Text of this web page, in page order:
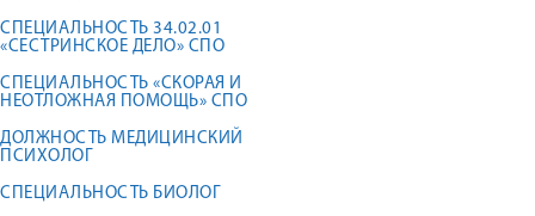
СПЕЦИАЛЬНОСТЬ 34.02.01
«СЕСТРИНСКОЕ ДЕЛО» СПО
СПЕЦИАЛЬНОСТЬ «СКОРАЯ И
НЕОТЛОЖНАЯ ПОМОЩЬ» СПО
ДОЛЖНОСТЬ МЕДИЦИНСКИЙ
ПСИХОЛОГ
СПЕЦИАЛЬНОСТЬ БИОЛОГ